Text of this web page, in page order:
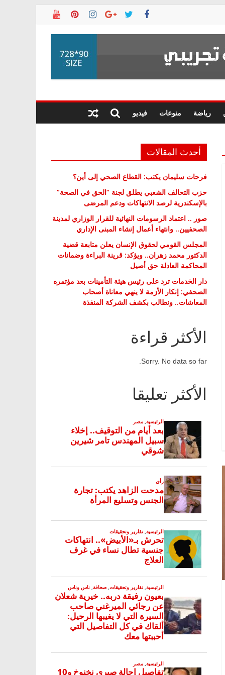
رياضة منوعات فيديو
أحدث المقالات
فرحات سليمان يكتب: القطاع الصحي إلى أين؟
حزب التحالف الشعبي يطلق لجنة “الحق في الصحة”
بالإسكندرية لرصد الانتهاكات ودعم المرضى
صور .. اعتماد الرسومات النهائية للقرار الوزاري لمدينة
الصحفيين.. وانتهاء أعمال إنشاء المبنى الإداري
المجلس القومي لحقوق الإنسان يعلن متابعة قضية
الدكتور محمد زهران.. ويؤكد: قرينة البراءة وضمانات
المحاكمة العادلة حق أصيل
دار الخدمات ترد على رئيس هيئة التأمينات بعد مؤتمره
الصحفي: إنكار الأزمة لا ينهي معاناة أصحاب
المعاشات.. ونطالب بكشف الشركة المنفذة
الأكثر قراءة
Sorry. No data so far.
الأكثر تعليقا